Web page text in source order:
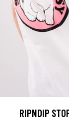
RIPNDIP